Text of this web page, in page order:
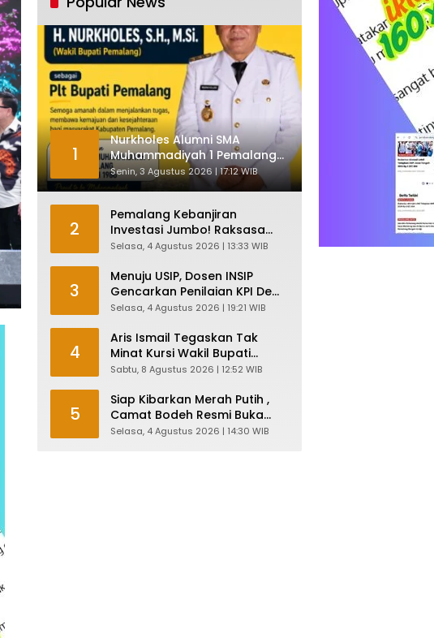
1
Nurkholes Alumni SMA
Muhammadiyah 1 Pemalang
Angkatan 1986 Resmi
Menjabat Plt Bupati, Inilah
Senin, 3 Agustus 2026 | 17:12 WIB
2
Pemalang Kebanjiran
Investasi Jumbo! Raksasa
Garmen Jepang Siap Bangun
Tenaga Kerja
Selasa, 4 Agustus 2026 | 13:33 WIB
3
Menuju USIP, Dosen INSIP
Gencarkan Penilaian KPI Demi
Mutu Akademik
Selasa, 4 Agustus 2026 | 19:21 WIB
4
Aris Ismail Tegaskan Tak
Minat Kursi Wakil Bupati
Pemalang, Fokus Kawal
Sabtu, 8 Agustus 2026 | 12:52 WIB
5
Siap Kibarkan Merah Putih ,
Camat Bodeh Resmi Buka
Pelatihan Capaska 2026
Selasa, 4 Agustus 2026 | 14:30 WIB